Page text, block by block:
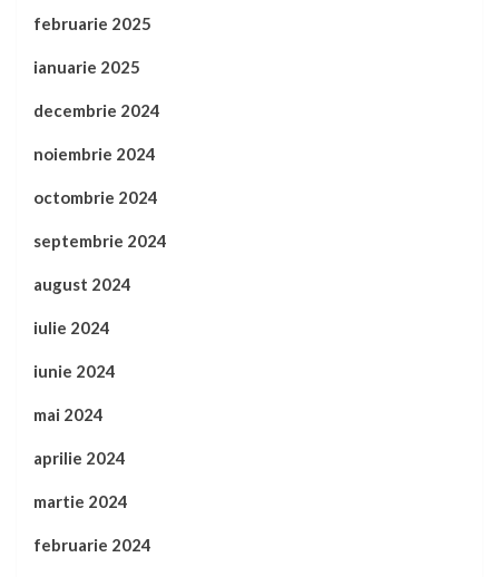
februarie 2025
ianuarie 2025
decembrie 2024
noiembrie 2024
octombrie 2024
septembrie 2024
august 2024
iulie 2024
iunie 2024
mai 2024
aprilie 2024
martie 2024
februarie 2024